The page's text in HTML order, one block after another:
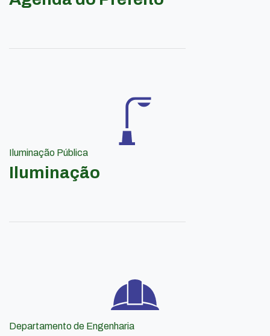
Iluminação Pública
Iluminação
Departamento de Engenharia